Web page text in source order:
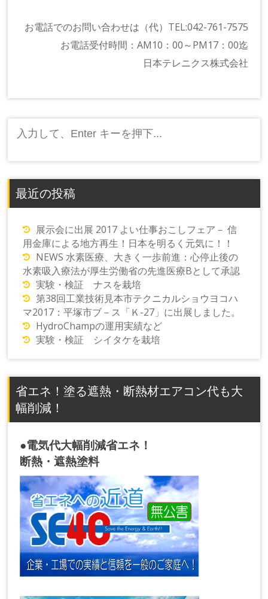
お電話でのお問い合わせは（代）TEL:042-761-7575
お電話受付時間：AM10：00～PM17：00迄
日本テレニクス株式会社
索:
最近の投稿
展示会に出展 2017 よい仕事おこしフェア－ 信
用金庫による地方再生！日本を明るく元気に！！
NEWS 水素医療、大きく一歩前進：心停止後の
水素吸入療法が厚生労働省の先進医療Bとして承認
実験・検証 ナスを栽培
第38回工業技術見本市テクニカルショウヨコハ
マ2017：平塚市ブ－ス「Ｋ-27」に出展しました。
HydroChampの運用実績など
実験・検証 シイタケを栽培
省エネ！塗る遮熱・断熱材エアコン代も大
幅削減！
●電気代大幅削減省エネ！
断熱・遮熱塗料